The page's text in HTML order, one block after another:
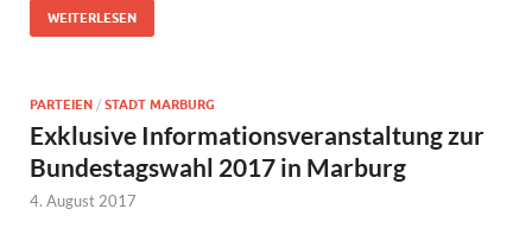
WEITERLESEN
PARTEIEN / STADT MARBURG
Exklusive Informationsveranstaltung zur
Bundestagswahl 2017 in Marburg
4. August 2017